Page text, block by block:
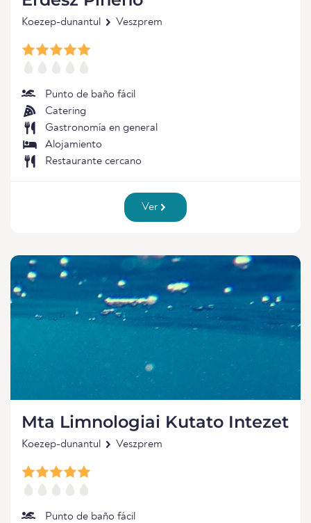
Koezep-dunantul Veszprem
Punto de baño fácil
Catering
Gastronomía en general
Alojamiento
Restaurante cercano
Ver
Mta Limnologiai Kutato Intezet
Koezep-dunantul Veszprem
Punto de baño fácil